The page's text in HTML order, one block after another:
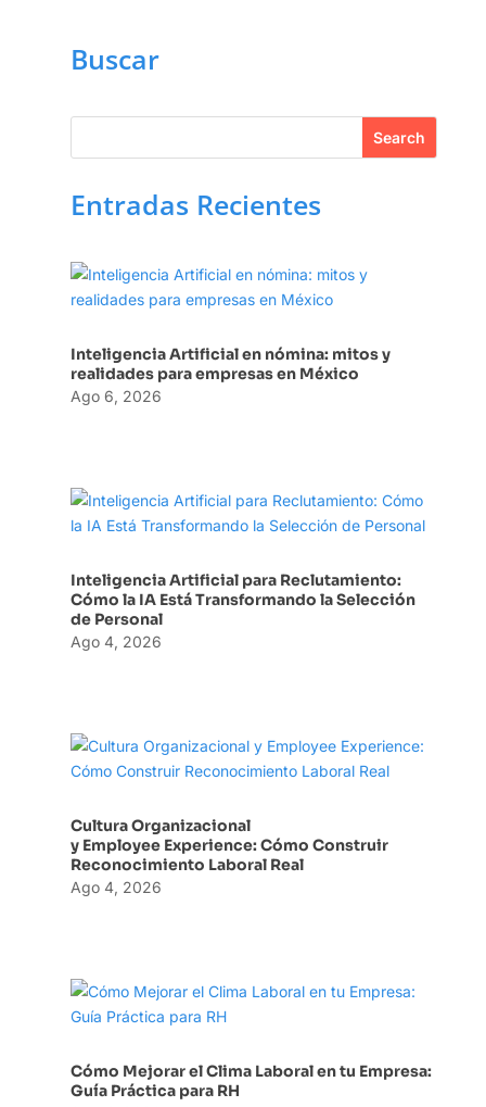
Buscar
Entradas Recientes
Inteligencia Artificial en nómina: mitos y
realidades para empresas en México
Ago 6, 2026
Inteligencia Artificial para Reclutamiento:
Cómo la IA Está Transformando la Selección
de Personal
Ago 4, 2026
Cultura Organizacional
y Employee Experience: Cómo Construir
Reconocimiento Laboral Real
Ago 4, 2026
Cómo Mejorar el Clima Laboral en tu Empresa:
Guía Práctica para RH